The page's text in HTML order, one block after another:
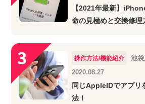
【2021年最新】
命の見極めと交換修理
操作方法/機能紹介
池
2020.08.27
同じAppleIDでアプリ
法！